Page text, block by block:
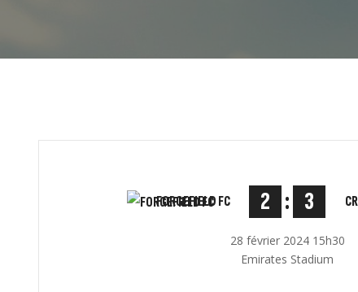
FORGEFIELD FC 2 : 3
28 février 2024 15h30
Emirates Stadium